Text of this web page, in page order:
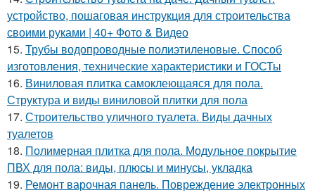
устройство, пошаговая инструкция для строительства
своими руками | 40+ Фото & Видео
15. Трубы водопроводные полиэтиленовые. Способ
изготовления, технические характеристики и ГОСТы
16. Виниловая плитка самоклеющаяся для пола.
Структура и виды виниловой плитки для пола
17. Строительство уличного туалета. Виды дачных
туалетов
18. Полимерная плитка для пола. Модульное покрытие
ПВХ для пола: виды, плюсы и минусы, укладка
19. Ремонт варочная панель. Повреждение электронных